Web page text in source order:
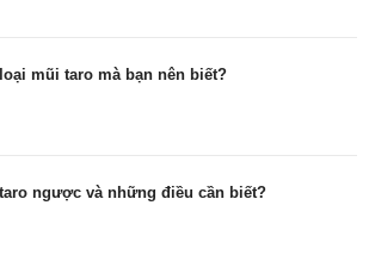
mũi taro mà bạn nên biết?
ngược và những điều cần biết?